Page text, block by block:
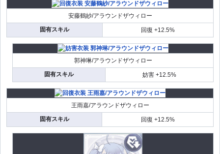
安藤鶴紗/アラウンドザウィロー
固有スキル
回復 +12.5%
郭神琳/アラウンドザウィロー
固有スキル
妨害 +12.5%
王雨嘉/アラウンドザウィロー
固有スキル
回復 +12.5%